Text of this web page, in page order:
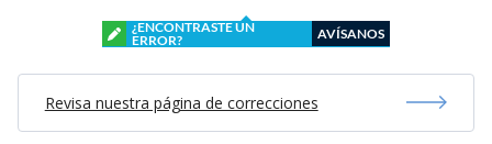
¿ENCONTRASTE UN
ERROR?
AVÍSANOS
Revisa nuestra página de correcciones